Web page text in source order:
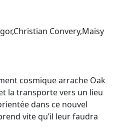
Convery,Maisy
cosmique arrache Oak
la transporte vers un lieu
dans ce nouvel
vite qu’il leur faudra